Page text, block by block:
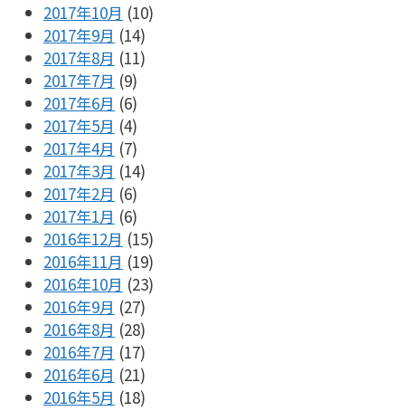
2017年10月 (10)
2017年9月 (14)
2017年8月 (11)
2017年7月 (9)
2017年6月 (6)
2017年5月 (4)
2017年4月 (7)
2017年3月 (14)
2017年2月 (6)
2017年1月 (6)
2016年12月 (15)
2016年11月 (19)
2016年10月 (23)
2016年9月 (27)
2016年8月 (28)
2016年7月 (17)
2016年6月 (21)
2016年5月 (18)